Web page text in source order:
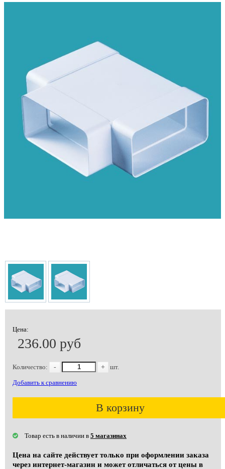
Цена:
236.00 руб
Количество: - + шт.
Добавить к сравнению
В корзину
Товар есть в наличии в 5 магазинах
Цена на сайте действует только при оформлении заказа
через интернет-магазин и может отличаться от цены в